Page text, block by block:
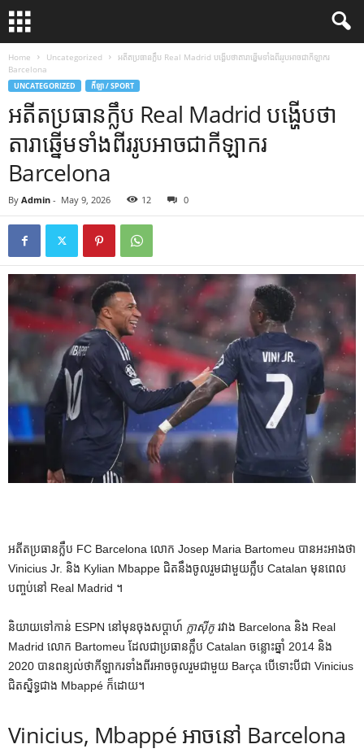
Home Uncategorized
អតីត​ប្រធាន​ក្លឹប Real Madrid បង្ហើប​ថា​តារា​ឆ្នើម​ទាំង​ពីរ​រូប​អាច​ជា​កីឡាករ
Barcelona
UNCATEGORIZED កីឡា / SPORT
អតីត​ប្រធាន​ក្លឹប Real Madrid បង្ហើប​ថា​
តារា​ឆ្នើម​ទាំង​ពីរ​រូប​អាច​ជា​កីឡាករ
Barcelona
By Admin - May 9, 2026 12 0
អតីតប្រធានក្លឹប FC Barcelona លោក Josep Maria Bartomeu បានអះអាងថា
Vinicius Jr. និង Kylian Mbappe ជិតនឹងចូលរួមជាមួយក្លឹប Catalan មុនពេល
បញ្ចប់នៅ Real Madrid ។
និយាយទៅកាន់ ESPN នៅមុនចុងសប្តាហ៍ ក្លាស៊ីកូរវាង Barcelona និង Real
Madrid លោក Bartomeu ដែលជាប្រធានក្លឹប Catalan ចន្លោះឆ្នាំ 2014 និង
2020 បានពន្យល់ថាកីឡាករទាំងពីរអាចចូលរួមជាមួយ Barça បើទោះបីជា Vinicius
ជិតស្និទ្ធជាង Mbappé ក៏ដោយ។
Vinicius, Mbappé អាចនៅ Barcelona